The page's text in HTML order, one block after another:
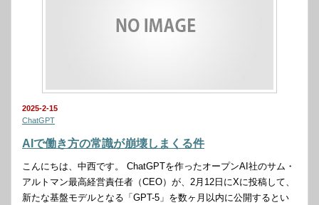
2025-2-15
ChatGPT
AIで働き方の常識が崩壊しまくる件
こんにちは、中西です。 ChatGPTを作ったオープンAI社のサム・
アルトマン最高経営責任者（CEO）が、2月12日にXに投稿して、
新たな基盤モデルとなる「GPT-5」を数ヶ月以内に公開するとい